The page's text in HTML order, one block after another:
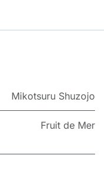
Mikotsuru Shuzojo
Fruit de Mer